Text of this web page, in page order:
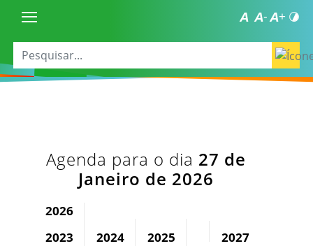
Agenda para o dia 27 de
Janeiro de 2026
2026
2023
2024 2025 2027